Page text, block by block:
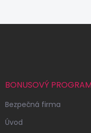
BONUSOVÝ
Bezpečná firma
Úvod